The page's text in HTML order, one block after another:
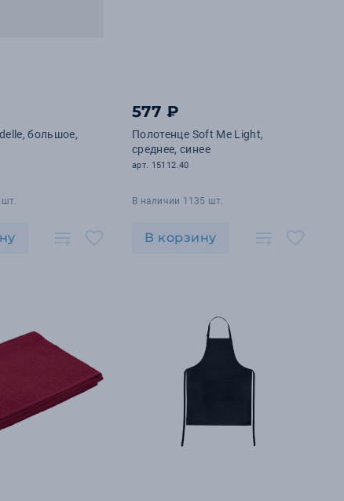
большое,
шт.
577 ₽
Полотенце Soft Me Light,
среднее, синее
арт. 15112.40
В наличии 1135 шт.
В корзину